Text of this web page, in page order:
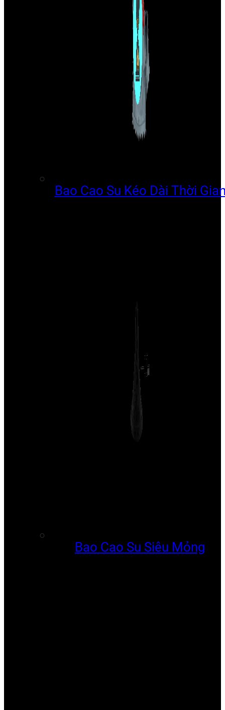
Bao Cao Su Kéo Dài Thời
Bao Cao Su Siêu Mỏng